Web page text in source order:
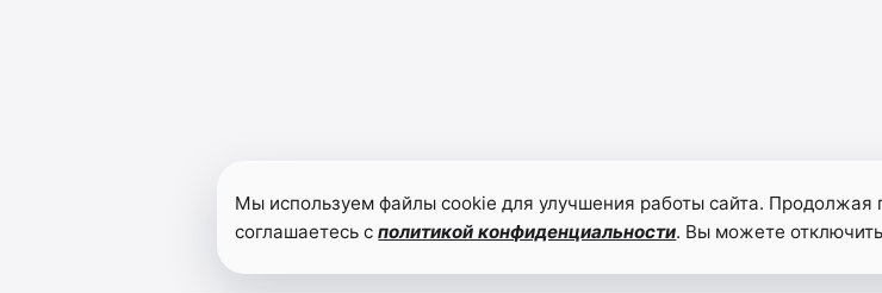
Мы используем файлы cookie для улучшения работы сайта. Продолжая
соглашаетесь сполитикой конфиденциальности. Вы можете